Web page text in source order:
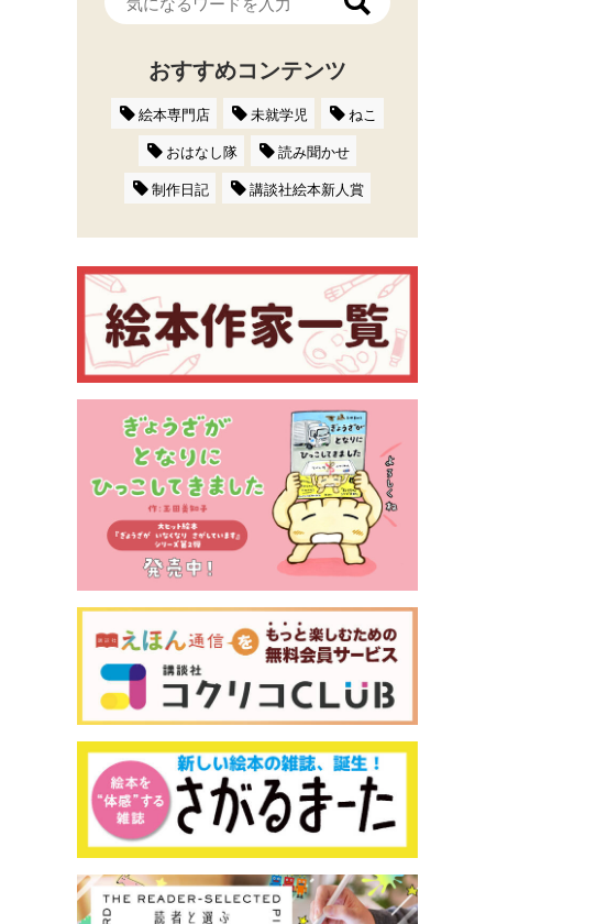
おすすめコンテンツ
絵本専門店 未就学児
ねこ
おはなし隊
読み聞かせ
制作日記
講談社絵本新人賞